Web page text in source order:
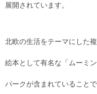
展開されています。
北欧の生活をテーマにした
絵本として有名な「ムーミ
パークが含まれていること